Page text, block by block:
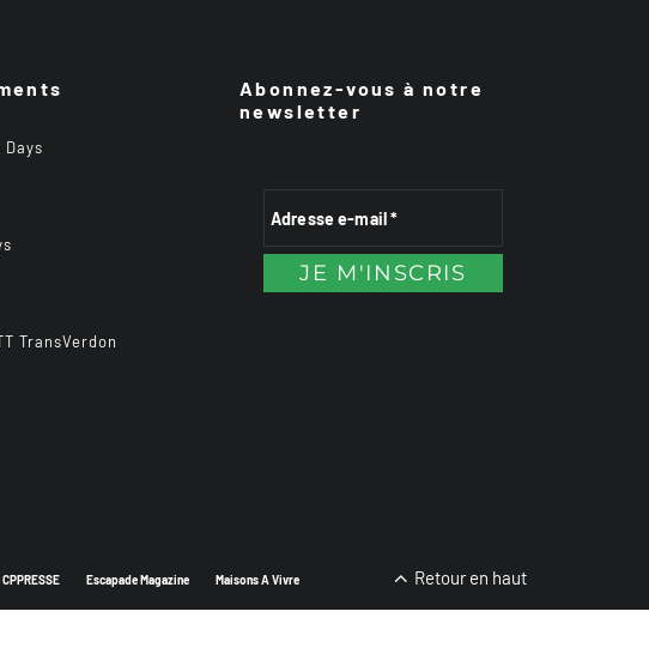
TransVerdon
Abonnez-vous à notre
newsletter
Escapade Magazine Maisons A Vivre Retour en haut